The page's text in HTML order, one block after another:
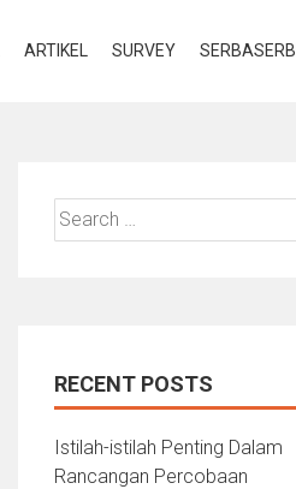
ARTIKEL SURVEY SERBASERBI
Search
for:
RECENT POSTS
Istilah-istilah Penting Dalam
Rancangan Percobaan